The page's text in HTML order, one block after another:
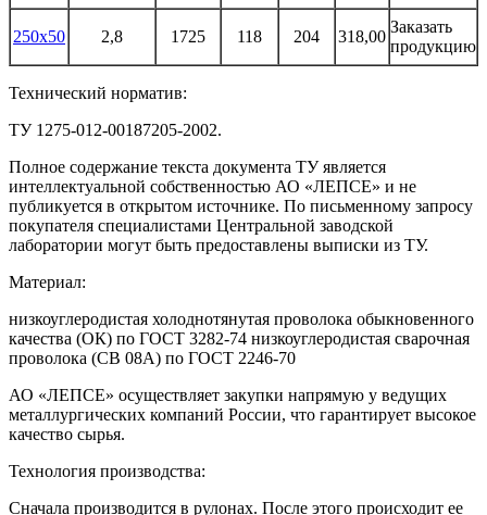
250х50 2,8 1725 118 204 318,00
Заказать
продукцию
Технический норматив:
ТУ 1275-012-00187205-2002.
Полное содержание текста документа ТУ является
интеллектуальной собственностью АО «ЛЕПСЕ» и не
публикуется в открытом источнике. По письменному запросу
покупателя специалистами Центральной заводской
лаборатории могут быть предоставлены выписки из ТУ.
Материал:
низкоуглеродистая холоднотянутая проволока обыкновенного
качества (ОК) по ГОСТ 3282-74 низкоуглеродистая сварочная
проволока (СВ 08А) по ГОСТ 2246-70
АО «ЛЕПСЕ» осуществляет закупки напрямую у ведущих
металлургических компаний России, что гарантирует высокое
качество сырья.
Технология производства:
Сначала производится в рулонах. После этого происходит ее